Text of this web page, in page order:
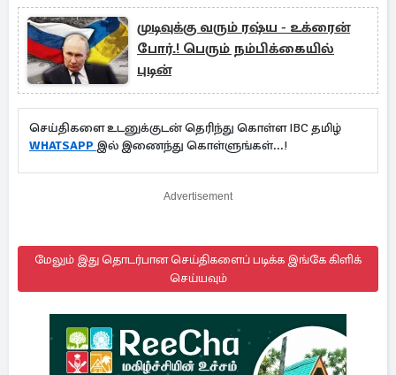
முடிவுக்கு வரும் ரஷ்ய - உக்ரைன்
போர்.! பெரும் நம்பிக்கையில்
புடின்
செய்திகளை உடனுக்குடன் தெரிந்து கொள்ள IBC தமிழ்
WHATSAPP இல் இணைந்து கொள்ளுங்கள்...!
Advertisement
மேலும் இது தொடர்பான செய்திகளைப் படிக்க இங்கே கிளிக்
செய்யவும்